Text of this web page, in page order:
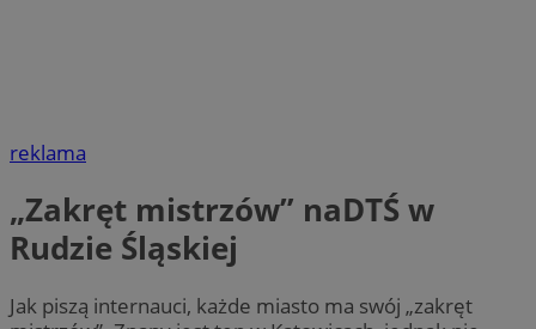
reklama
„Zakręt mistrzów” naDTŚ w
Rudzie Śląskiej
Jak piszą internauci, każde miasto ma swój „zakręt